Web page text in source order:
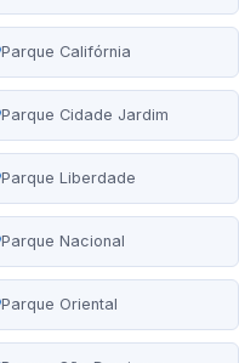
Parque Califórnia
Parque Cidade Jardim
Parque Liberdade
Parque Nacional
Parque Oriental